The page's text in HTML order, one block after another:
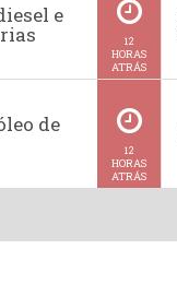
e
12
HORAS
ATRÁS
de
12
HORAS
ATRÁS